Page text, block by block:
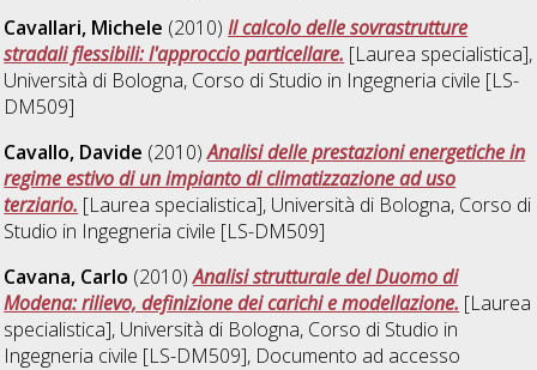
Cavallari, Michele (2010)Il calcolo delle sovrastrutture
stradali flessibili: l'approccio particellare. [Laurea specialistica],
Università di Bologna, Corso di Studio in Ingegneria civile [LS-
DM509]
Cavallo, Davide (2010)Analisi delle prestazioni energetiche in
regime estivo di un impianto di climatizzazione ad uso
terziario. [Laurea specialistica], Università di Bologna, Corso di
Studio in Ingegneria civile [LS-DM509]
Cavana, Carlo (2010)Analisi strutturale del Duomo di
Modena: rilievo, definizione dei carichi e modellazione. [Laurea
specialistica], Università di Bologna, Corso di Studio in
Ingegneria civile [LS-DM509], Documento ad accesso